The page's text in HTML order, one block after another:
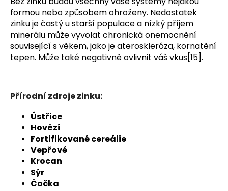
formou nebo způsobem ohroženy. Nedostatek
zinku je častý u starší populace a nízký příjem
minerálu může vyvolat chronická onemocnění
související s věkem, jako je ateroskleróza, kornatění
tepen. Může také negativně ovlivnit váš vkus[15].
Přírodní zdroje zinku:
Ústřice
Hovězí
Fortifikované cereálie
Vepřové
Krocan
Sýr
Čočka